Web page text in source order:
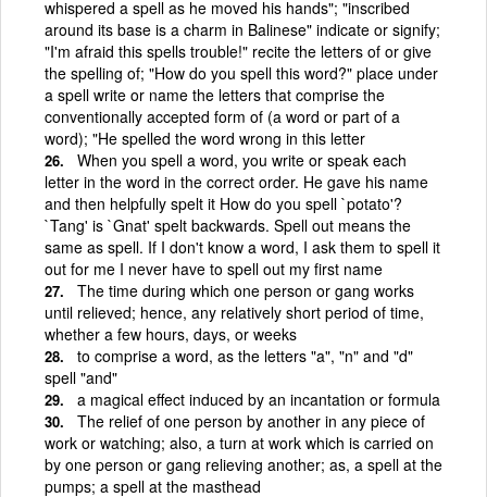
whispered a spell as he moved his hands"; "inscribed
around its base is a charm in Balinese" indicate or signify;
"I'm afraid this spells trouble!" recite the letters of or give
the spelling of; "How do you spell this word?" place under
a spell write or name the letters that comprise the
conventionally accepted form of (a word or part of a
word); "He spelled the word wrong in this letter
When you spell a word, you write or speak each
letter in the word in the correct order. He gave his name
and then helpfully spelt it How do you spell `potato'?
`Tang' is `Gnat' spelt backwards. Spell out means the
same as spell. If I don't know a word, I ask them to spell it
out for me I never have to spell out my first name
The time during which one person or gang works
until relieved; hence, any relatively short period of time,
whether a few hours, days, or weeks
to comprise a word, as the letters "a", "n" and "d"
spell "and"
a magical effect induced by an incantation or formula
The relief of one person by another in any piece of
work or watching; also, a turn at work which is carried on
by one person or gang relieving another; as, a spell at the
pumps; a spell at the masthead